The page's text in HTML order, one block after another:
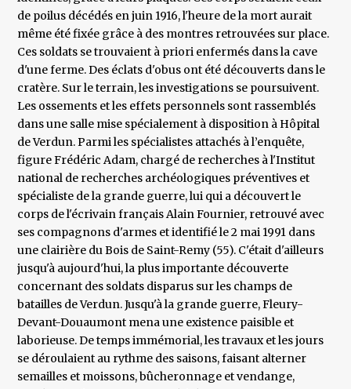
de poilus décédés en juin 1916, l'heure de la mort aurait
même été fixée grâce à des montres retrouvées sur place.
Ces soldats se trouvaient à priori enfermés dans la cave
d'une ferme. Des éclats d'obus ont été découverts dans le
cratère. Sur le terrain, les investigations se poursuivent.
Les ossements et les effets personnels sont rassemblés
dans une salle mise spécialement à disposition à Hôpital
de Verdun. Parmi les spécialistes attachés à l’enquête,
figure Frédéric Adam, chargé de recherches à l'Institut
national de recherches archéologiques préventives et
spécialiste de la grande guerre, lui qui a découvert le
corps de l'écrivain français Alain Fournier, retrouvé avec
ses compagnons d'armes et identifié le 2 mai 1991 dans
une clairière du Bois de Saint-Remy (55). C'était d'ailleurs
jusqu'à aujourd'hui, la plus importante découverte
concernant des soldats disparus sur les champs de
batailles de Verdun. Jusqu'à la grande guerre, Fleury-
Devant-Douaumont mena une existence paisible et
laborieuse. De temps immémorial, les travaux et les jours
se déroulaient au rythme des saisons, faisant alterner
semailles et moissons, bûcheronnage et vendange,